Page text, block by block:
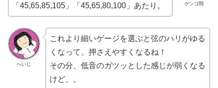
ゲンゴ郎
「45,65,85,105」「45,65,80,100」あたり。
へいじ
これより細いゲージを選ぶと弦のハリがゆる
くなって、押さえやすくなるね！
その分、低音のガツッとした感じが弱くなる
けど、、